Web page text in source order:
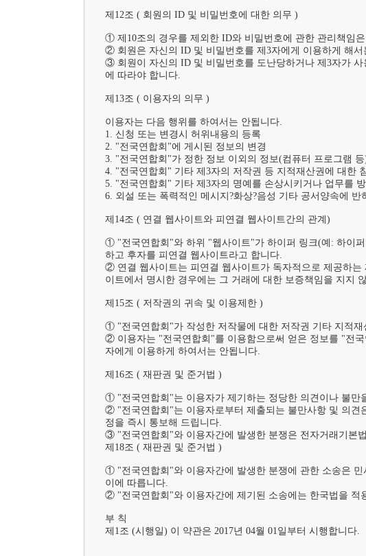
제12조 ( 회원의 ID 및 비밀번호에 대한 의무 )
① 제10조의 경우를 제외한 ID와 비밀번호에 관한 관리책임
② 회원은 자신의 ID 및 비밀번호를 제3자에게 이용하게 해서
③ 회원이 자신의 ID 및 비밀번호를 도난당하거나 제3자가
에 따라야 합니다.
제13조 ( 이용자의 의무 )
이용자는 다음 행위를 하여서는 안됩니다.
1. 신청 또는 변경시 허위내용의 등록
2. "전국연합회"에 게시된 정보의 변경
3. "전국연합회"가 정한 정보 이외의 정보(컴퓨터 프로그램 등
4. "전국연합회" 기타 제3자의 저작권 등 지적재산권에 대한
5. "전국연합회" 기타 제3자의 명예를 손상시키거나 업무를
6. 외설 또는 폭력적인 메시지?화상?음성 기타 공서양속에
제14조 ( 연결 웹사이트와 피연결 웹사이트간의 관계)
① "전국연합회"와 하위 "웹사이트"가 하이퍼 링크(예: 하이
하고 후자를 피연결 웹사이트라고 합니다.
② 연결 웹사이트는 피연결 웹사이트가 독자적으로 제공하
이트에서 명시한 경우에는 그 거래에 대한 보증책임을 지지
제15조 ( 저작권의 귀속 및 이용제한 )
① "전국연합회"가 작성한 저작물에 대한 저작권 기타 지적
② 이용자는 "전국연합회"를 이용함으로써 얻은 정보를 "전
자에게 이용하게 하여서는 안됩니다.
제16조 ( 재판권 및 준거법 )
① "전국연합회"는 이용자가 제기하는 정당한 의견이나 불만
② "전국연합회"는 이용자로부터 제출되는 불만사항 및 의견
정을 즉시 통보해 드립니다.
③ "전국연합회"와 이용자간에 발생한 분쟁은 전자거래기본
제18조 ( 재판권 및 준거법 )
① "전국연합회"와 이용자간에 발생한 분쟁에 관한 소송은
이에 따릅니다.
② "전국연합회"와 이용자간에 제기된 소송에는 한국법을 적
부 칙
제1조 (시행일) 이 약관은 2017년 04월 01일부터 시행합니다.